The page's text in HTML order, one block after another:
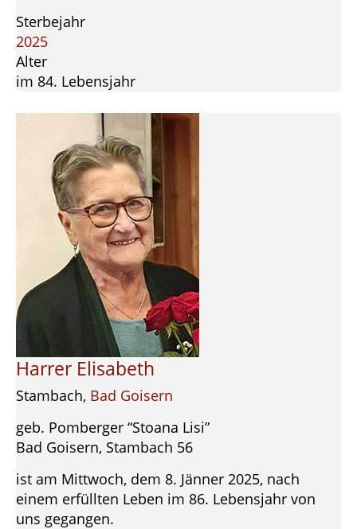
Sterbejahr
2025
Alter
im 84. Lebensjahr
Harrer Elisabeth
Stambach, Bad Goisern
geb. Pomberger “Stoana Lisi”
Bad Goisern, Stambach 56
ist am Mittwoch, dem 8. Jänner 2025, nach
einem erfüllten Leben im 86. Lebensjahr von
uns gegangen.